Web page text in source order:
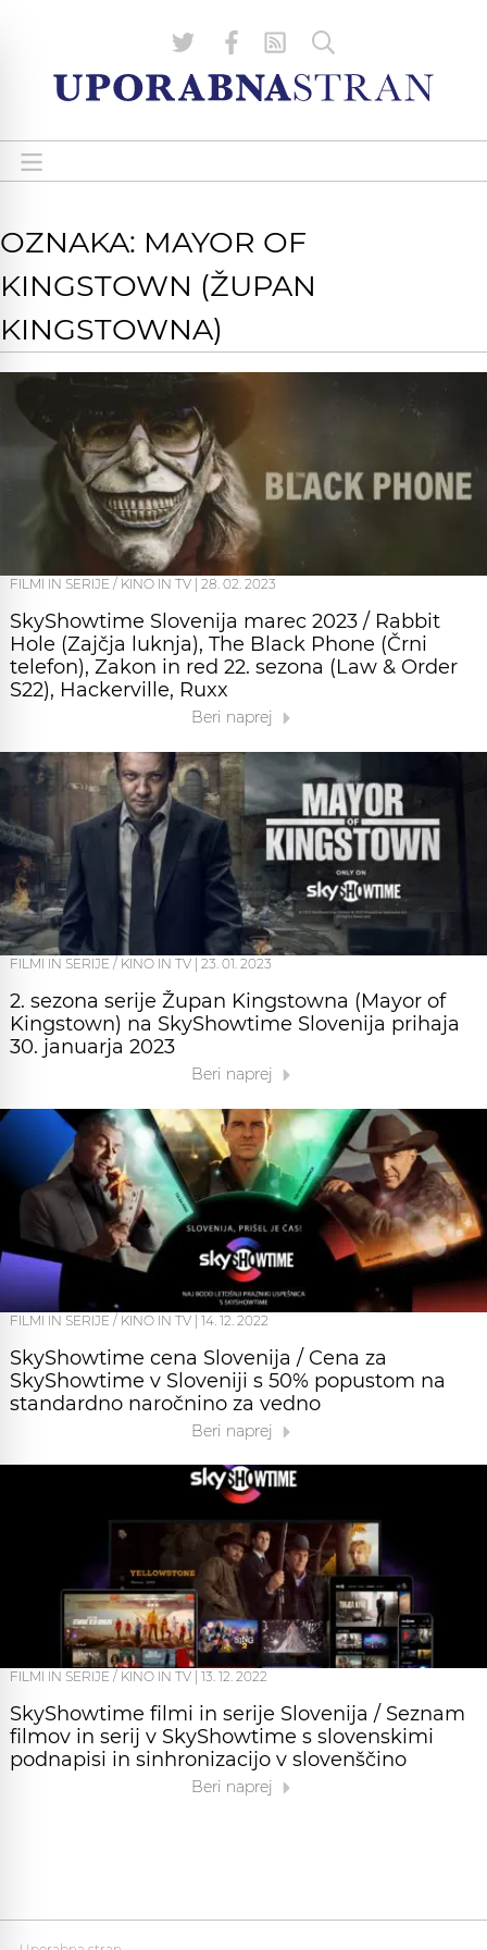
OZNAKA: MAYOR OF
KINGSTOWN (ŽUPAN
KINGSTOWNA)
FILMI IN SERIJE / KINO IN TV 28. 02. 2023
SkyShowtime Slovenija marec 2023 / Rabbit
Hole (Zajčja luknja), The Black Phone (Črni
telefon), Zakon in red 22. sezona (Law & Order
S22), Hackerville, Ruxx
Beri naprej
FILMI IN SERIJE / KINO IN TV 23. 01. 2023
2. sezona serije Župan Kingstowna (Mayor of
Kingstown) na SkyShowtime Slovenija prihaja
30. januarja 2023
Beri naprej
FILMI IN SERIJE / KINO IN TV | 14. 12. 2022
SkyShowtime cena Slovenija / Cena za
SkyShowtime v Sloveniji s 50% popustom na
standardno naročnino za vedno
Beri naprej
FILMI IN SERIJE / KINO IN TV 13. 12. 2022
SkyShowtime filmi in serije Slovenija / Seznam
filmov in serij v SkyShowtime s slovenskimi
podnapisi in sinhronizacijo v slovenščino
Beri naprej